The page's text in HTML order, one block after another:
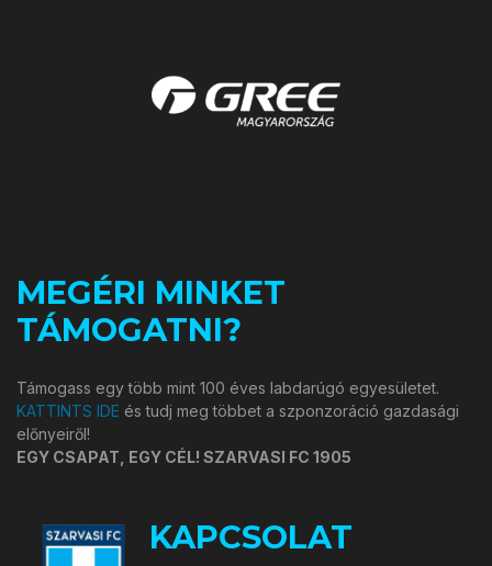
MEGÉRI MINKET
TÁMOGATNI?
Támogass egy több mint 100 éves labdarúgó egyesületet.
KATTINTS IDE és tudj meg többet a szponzoráció gazdasági
előnyeiről!
EGY CSAPAT, EGY CÉL! SZARVASI FC 1905
KAPCSOLAT